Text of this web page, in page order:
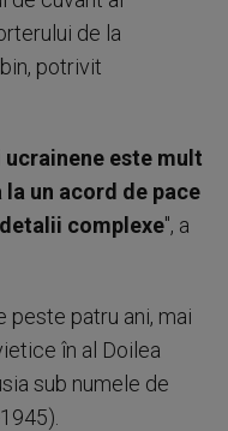
de la
potrivit
este mult
un acord de pace
complexe", a
peste patru ani, mai
în al Doilea
sub numele de